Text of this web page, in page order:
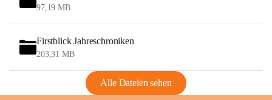
97,19 MB
Firstblick Jahreschroniken
203,31 MB
Alle Dateien sehen